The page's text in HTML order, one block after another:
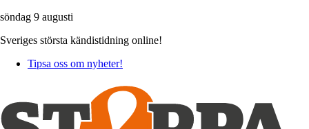
söndag 9 augusti
Sveriges största kändistidning online!
Tipsa oss om nyheter!